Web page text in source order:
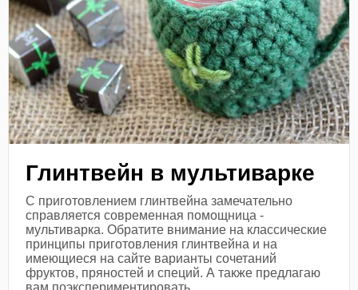
Глинтвейн в мультиварке
С приготовлением глинтвейна замечательно
справляется современная помощница -
мультиварка. Обратите внимание на классические
принципы приготовления глинтвейна и на
имеющиеся на сайте варианты сочетаний
фруктов, пряностей и специй. А также предлагаю